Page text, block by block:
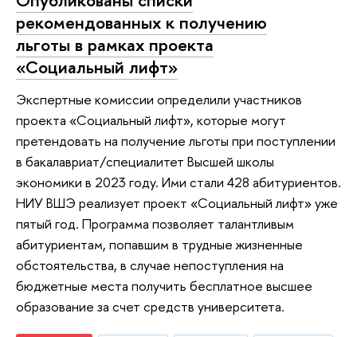
рекомендованных к получению
льготы в рамках проекта
«Социальный лифт»
Экспертные комиссии определили участников
проекта «Социальный лифт», которые могут
претендовать на получение льготы при поступлении
в бакалавриат/специалитет Высшей школы
экономики в 2023 году. Ими стали 428 абитуриентов.
НИУ ВШЭ реализует проект «Социальный лифт» уже
пятый год. Программа позволяет талантливым
абитуриентам, попавшим в трудные жизненные
обстоятельства, в случае непоступления на
бюджетные места получить бесплатное высшее
образование за счет средств университета.